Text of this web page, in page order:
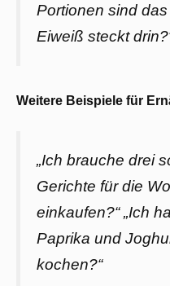
Portionen sind
Eiweiß steckt
Weitere Beispiele für
„Ich brauche drei
Gerichte für die
einkaufen?“ „Ich
Paprika und
kochen?“